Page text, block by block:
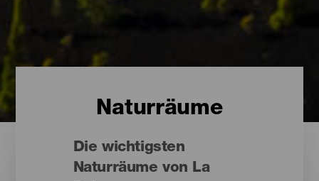
Naturräume
Die wichtigsten
Naturräume von La